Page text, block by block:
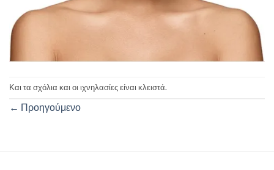
Και τα σχόλια και οι ιχνηλασίες είναι κλειστά.
← Προηγούμενο